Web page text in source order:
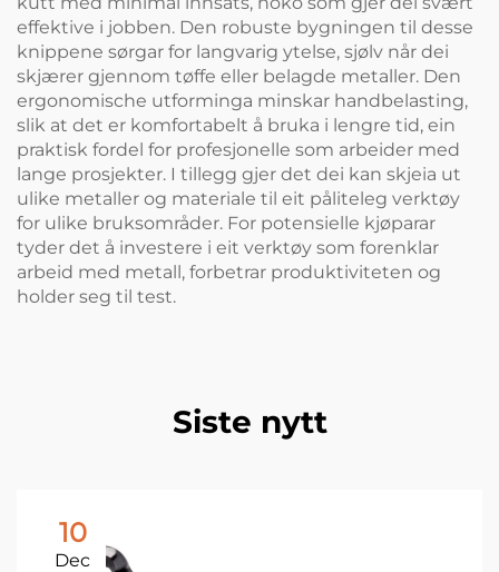
effektive i jobben. Den robuste bygningen til desse
knippene sørgar for langvarig ytelse, sjølv når dei
skjærer gjennom tøffe eller belagde metaller. Den
ergonomische utforminga minskar handbelasting,
slik at det er komfortabelt å bruka i lengre tid, ein
praktisk fordel for profesjonelle som arbeider med
lange prosjekter. I tillegg gjer det dei kan skjeia ut
ulike metaller og materiale til eit påliteleg verktøy
for ulike bruksområder. For potensielle kjøparar
tyder det å investere i eit verktøy som forenklar
arbeid med metall, forbetrar produktiviteten og
holder seg til test.
Siste nytt
10
Dec